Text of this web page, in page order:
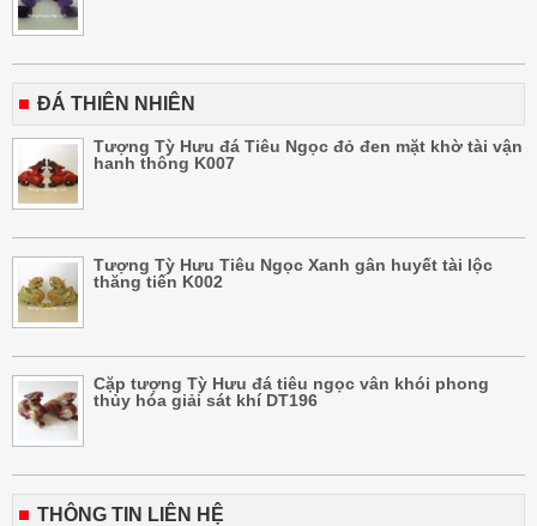
ĐÁ THIÊN NHIÊN
Tượng Tỳ Hưu đá Tiêu Ngọc đỏ đen mặt khờ tài vận
hanh thông K007
Tượng Tỳ Hưu Tiêu Ngọc Xanh gân huyết tài lộc
thăng tiến K002
Cặp tượng Tỳ Hưu đá tiêu ngọc vân khói phong
thủy hóa giải sát khí DT196
THÔNG TIN LIÊN HỆ